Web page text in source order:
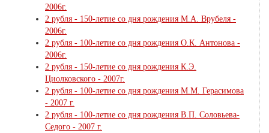
2006г.
2 рубля - 150-летие со дня рождения М.А. Врубеля -
2006г.
2 рубля - 100-летие со дня рождения О.К. Антонова -
2006г.
2 рубля - 150-летие со дня рождения К.Э.
Циолковского - 2007г.
2 рубля - 100-летие со дня рождения М.М. Герасимова
- 2007 г.
2 рубля - 100-летие со дня рождения В.П. Соловьева-
Седого - 2007 г.